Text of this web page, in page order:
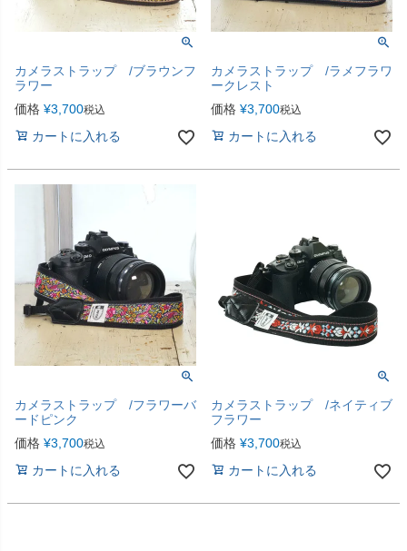
カメラストラップ /ブラウンフ
ラワー
価格 ¥3,700税込
カートに入れる
カメラストラップ /ラメフラワ
ークレスト
価格 ¥3,700税込
カートに入れる
カメラストラップ /フラワーバ
ードピンク
価格 ¥3,700税込
カートに入れる
カメラストラップ /ネイティブ
フラワー
価格 ¥3,700税込
カートに入れる